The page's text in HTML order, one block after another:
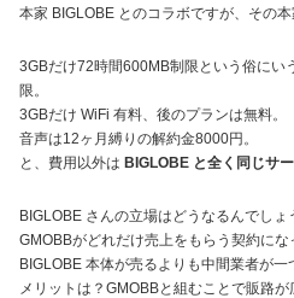
本家 BIGLOBE とのコラボですが、その本
3GBだけ72時間600MB制限という俗にい
限。
3GBだけ WiFi 有料、後のプランは無料。
音声は12ヶ月縛りの解約金8000円。
と、費用以外は BIGLOBE と全く同じサ
BIGLOBE さんの立場はどうなるんでしょ
GMOBBがどれだけ売上をもらう契約に
BIGLOBE 本体が売るよりも中間業者が一
メリットは？GMOBBと組むことで販路